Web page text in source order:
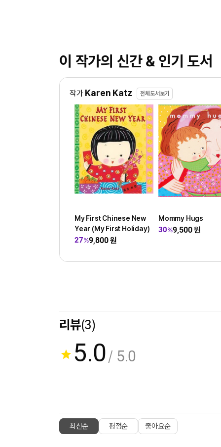
이 작가의 신간 & 인기 도서
작가 Karen Katz 전체도서보기
My First Chinese New
Year (My First Holiday)
27%9,800원
Mommy Hugs
30%9,500원
리뷰(3)
5.0/ 5.0
최신순 평점순 좋아요순